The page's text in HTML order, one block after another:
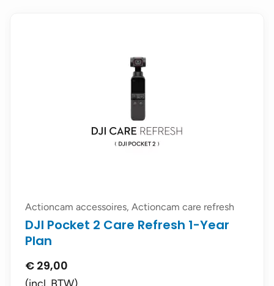
Actioncam accessoires, Actioncam care refresh
DJI Pocket 2 Care Refresh 1-Year
Plan
€ 29,00